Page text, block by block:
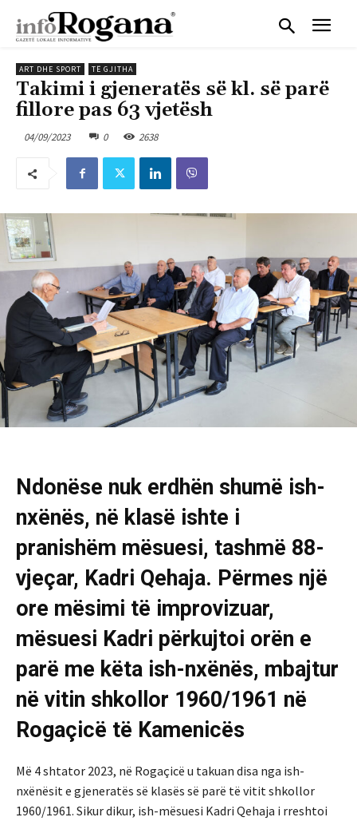
ART DHE SPORT TË GJITHA
Takimi i gjeneratës së kl. së parë
fillore pas 63 vjetësh
04/09/2023 0 2638
Ndonëse nuk erdhën shumë ish-
nxënës, në klasë ishte i
pranishëm mësuesi, tashmë 88-
vjeçar, Kadri Qehaja. Përmes një
ore mësimi të improvizuar,
mësuesi Kadri përkujtoi orën e
parë me këta ish-nxënës, mbajtur
në vitin shkollor 1960/1961 në
Rogaçicë të Kamenicës
Më 4 shtator 2023, në Rogaçicë u takuan disa nga ish-
nxënësit e gjeneratës së klasës së parë të vitit shkollor
1960/1961. Sikur dikur, ish-mësuesi Kadri Qehaja i rreshtoi